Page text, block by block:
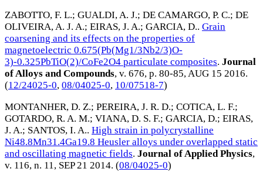
ZABOTTO, F. L.; GUALDI, A. J.; DE CAMARGO, P. C.; DE
OLIVEIRA, A. J. A.; EIRAS, J. A.; GARCIA, D.. Grain
coarsening and its effects on the properties of
magnetoelectric 0.675(Pb(Mg1/3Nb2/3)O-
3)-0.325PbTiO(2)/CoFe2O4 particulate composites. Journal
of Alloys and Compounds, v. 676, p. 80-85,AUG 15 2016.
(12/24025-0, 08/04025-0, 10/07518-7)
MONTANHER, D. Z.; PEREIRA, J. R. D.; COTICA, L. F.;
GOTARDO, R. A. M.; VIANA, D. S. F.; GARCIA, D.; EIRAS,
J. A.; SANTOS, I. A.. High strain in polycrystalline
Ni48.8Mn31.4Ga19.8 Heusler alloys under overlapped static
and oscillating magnetic fields. Journal of Applied Physics,
v. 116, n. 11, SEP 21 2014. (08/04025-0)